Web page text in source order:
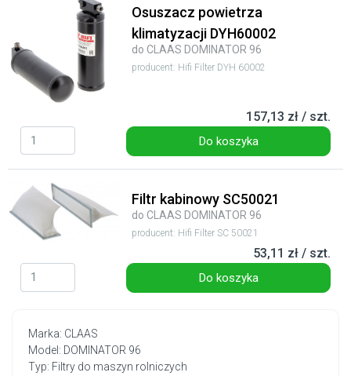
Marka: CLAAS
Model: DOMINATOR 96
Typ: Filtry do maszyn rolniczych
Osuszacz powietrza
klimatyzacji DYH60002
do CLAAS DOMINATOR 96
producent: Hifi Filter DYH 60002
157,13 zł / szt.
Do koszyka
Filtr kabinowy SC50021
do CLAAS DOMINATOR 96
producent: Hifi Filter SC 50021
53,11 zł / szt.
Do koszyka